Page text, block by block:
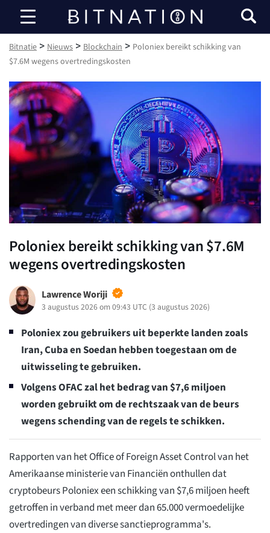
Bitnatie
Bitnatie > Nieuws > Blockchain > Poloniex bereikt schikking van
$7.6M wegens overtredingskosten
Poloniex bereikt schikking van $7.6M
wegens overtredingskosten
Lawrence Woriji
3 augustus 2026 om 09:43 UTC (3 augustus 2026)
Poloniex zou gebruikers uit beperkte landen zoals
Iran, Cuba en Soedan hebben toegestaan om de
uitwisseling te gebruiken.
Volgens OFAC zal het bedrag van $7,6 miljoen
worden gebruikt om de rechtszaak van de beurs
wegens schending van de regels te schikken.
Rapporten van het Office of Foreign Asset Control van het
Amerikaanse ministerie van Financiën onthullen dat
cryptobeurs Poloniex een schikking van $7,6 miljoen heeft
getroffen in verband met meer dan 65.000 vermoedelijke
overtredingen van diverse sanctieprogramma's.